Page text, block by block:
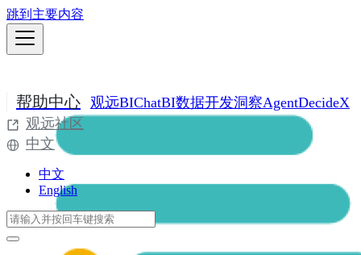
跳到主要内容
帮助中心 观远BIChatBI数据开发洞察AgentDecideX
观远社区
中文
中文
English